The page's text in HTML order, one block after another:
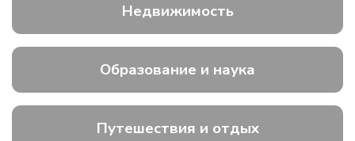
Недвижимость
Образование и наука
Путешествия и отдых